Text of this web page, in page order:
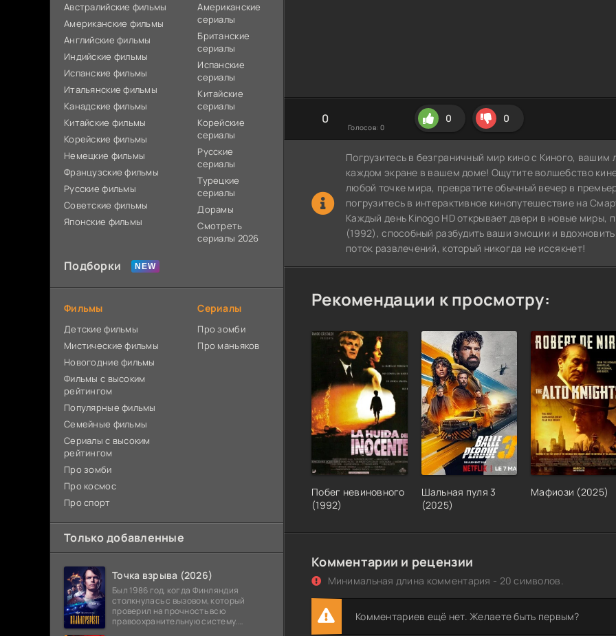
0
Голосов: 0
0 0
Погрузитесь в безграничный мир кино с Киного,
каждом экране в вашем доме! Ощутите волшебство
любой точке мира, превратите обычный вечер в
погрузитесь в интерактивное кинопутешествие на
Каждый день Kinogo HD открывает двери в новые миры,
(1992), способный разбудить ваши эмоции и
поток развлечений, который никогда не иссякнет!
Рекомендации к просмотру:
Побег невиновного
(1992)
Шальная пуля 3
(2025)
Мафиози (2025)
Комментарии и рецензии
Минимальная длина комментария - 20 символов.
Комментариев ещё нет. Желаете быть первым?
Австралийские фильмы
Американские фильмы
Английские фильмы
Индийские фильмы
Испанские фильмы
Итальянские фильмы
Канадские фильмы
Китайские фильмы
Корейские фильмы
Немецкие фильмы
Французские фильмы
Русские фильмы
Советские фильмы
Японские фильмы
Американские
сериалы
Британские
сериалы
Испанские
сериалы
Китайские
сериалы
Корейские
сериалы
Русские
сериалы
Турецкие
сериалы
Дорамы
Смотреть
сериалы 2026
Подборки
Фильмы
Детские фильмы
Мистические фильмы
Новогодние фильмы
Фильмы с высоким
рейтингом
Популярные фильмы
Семейные фильмы
Сериалы с высоким
рейтингом
Про зомби
Про космос
Про спорт
Сериалы
Про зомби
Про маньяков
Только добавленные
Точка взрыва (2026)
Был 1986 год, когда Финляндия
столкнулась с вызовом, который
проверил на прочность всю
правоохранительную систему.